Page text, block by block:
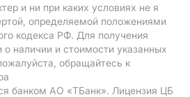
и ни при каких условиях не я
определяемой положениями
кодекса РФ. Для получения
наличии и стоимости указанных
обращайтесь к
банком АO «ТБанк». Лицензия ЦБ